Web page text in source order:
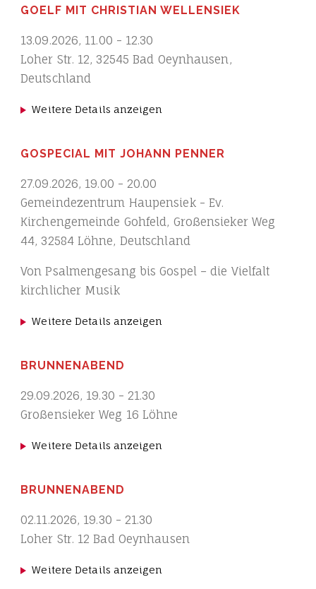
GOELF MIT CHRISTIAN WELLENSIEK
13.09.2026, 11.00 - 12.30
Loher Str. 12, 32545 Bad Oeynhausen,
Deutschland
Weitere Details anzeigen
GOSPECIAL MIT JOHANN PENNER
27.09.2026, 19.00 - 20.00
Gemeindezentrum Haupensiek - Ev.
Kirchengemeinde Gohfeld, Großensieker Weg
44, 32584 Löhne, Deutschland
Von Psalmengesang bis Gospel – die Vielfalt
kirchlicher Musik
Weitere Details anzeigen
BRUNNENABEND
29.09.2026, 19.30 - 21.30
Großensieker Weg 16 Löhne
Weitere Details anzeigen
BRUNNENABEND
02.11.2026, 19.30 - 21.30
Loher Str. 12 Bad Oeynhausen
Weitere Details anzeigen